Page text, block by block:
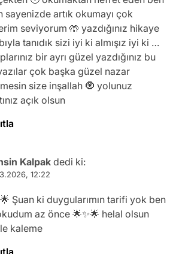
sayenizde artık okumayı çok
seviyorum 🤲 yazdığınız hikaye
tanıdık sizi iyi ki almışız iyi ki …
bir ayrı güzel yazdığınız bu
çok başka güzel nazar
size inşallah 🧿 yolunuz
açık olsun
Kalpakdedi ki:
12:22
Şuan ki duygularımın tarifi yok ben
az önce 🌟✨🌟 helal olsun
kaleme